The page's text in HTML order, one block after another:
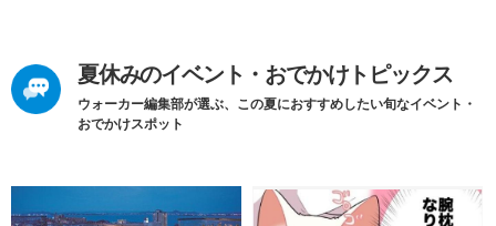
夏休みのイベント・おでかけトピックス
ウォーカー編集部が選ぶ、この夏におすすめしたい旬なイベント・
おでかけスポット